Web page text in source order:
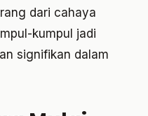
dari cahaya
kumpul jadi
signifikan dalam